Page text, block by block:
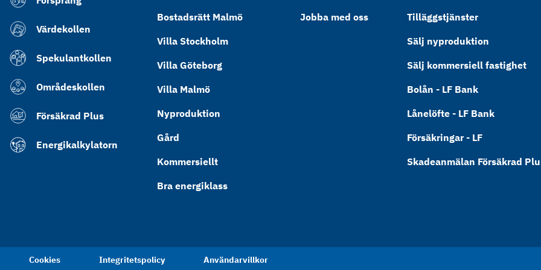
Värdekollen
Spekulantkollen
Områdeskollen
Försäkrad Plus
Energikalkylatorn
Bostadsrätt Malmö
Villa Stockholm
Villa Göteborg
Villa Malmö
Nyproduktion
Gård
Kommersiellt
Bra energiklass
Jobba med oss
Tilläggstjänster
Sälj nyproduktion
Sälj kommersiell fastighet
Bolån - LF Bank
Lånelöfte - LF Bank
Försäkringar - LF
Skadeanmälan Försäkrad
Cookies Integritetspolicy Användarvillkor